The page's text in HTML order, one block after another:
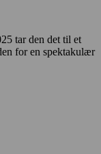
tar den det til et
for en spektakulær